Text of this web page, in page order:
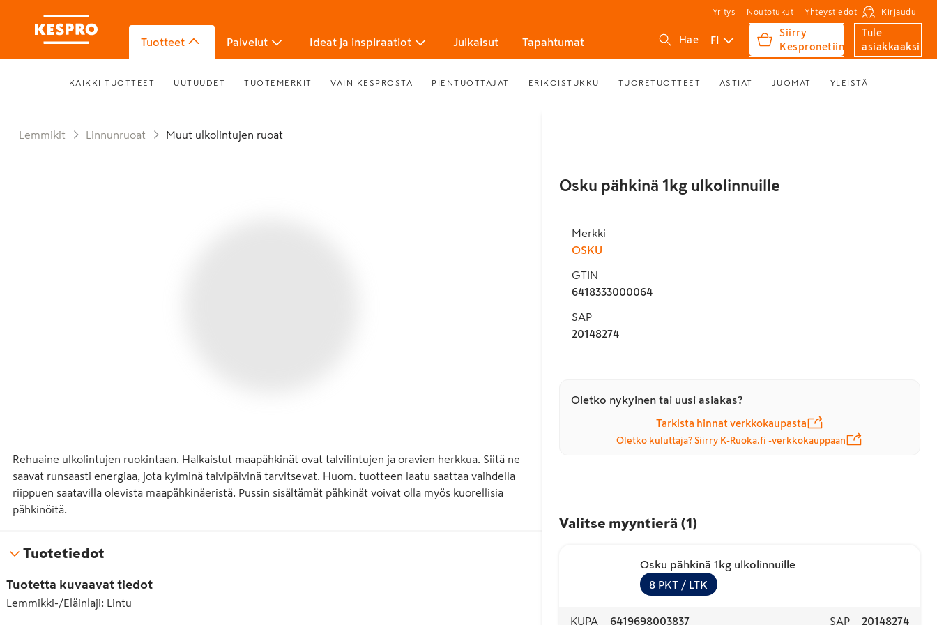
Yritys Noutotukut Yhteystiedot Kirjaudu
Tuotteet Palvelut Ideat ja inspiraatiot Julkaisut Tapahtumat Hae FI
Siirry
Kespronetiin
Tule
asiakkaaksi
KAIKKI TUOTTEET UUTUUDET TUOTEMERKIT VAIN KESPROSTA PIENTUOTTAJAT ERIKOISTUKKU TUORETUOTTEET ASTIAT JUOMAT YLEISTÄ
Lemmikit Linnunruoat Muut ulkolintujen ruoat
Rehuaine ulkolintujen ruokintaan. Halkaistut maapähkinät ovat talvilintujen ja oravien herkkua. Siitä ne
saavat runsaasti energiaa, jota kylminä talvipäivinä tarvitsevat. Huom. tuotteen laatu saattaa vaihdella
riippuen saatavilla olevista maapähkinäeristä. Pussin sisältämät pähkinät voivat olla myös kuorellisia
pähkinöitä.
Tuotetiedot
Tuotetta kuvaavat tiedot
Lemmikki-/Eläinlaji: Lintu
Osku pähkinä 1kg ulkolinnuille
Merkki
OSKU
GTIN
6418333000064
SAP
20148274
Oletko nykyinen tai uusi asiakas?
Tarkista hinnat verkkokaupasta
Oletko kuluttaja? Siirry K-Ruoka.fi -verkkokauppaan
Valitse myyntierä (1 )
Osku pähkinä 1kg ulkolinnuille
8 PKT / LTK
KUPA 6419698003837 SAP 20148274